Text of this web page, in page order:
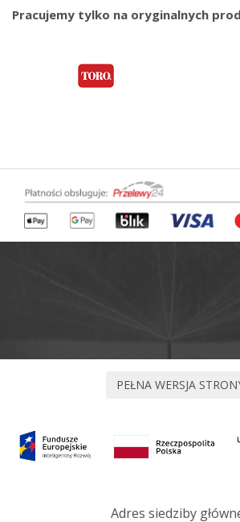
Pracujemy tylko na oryginalnych
Adres siedziby